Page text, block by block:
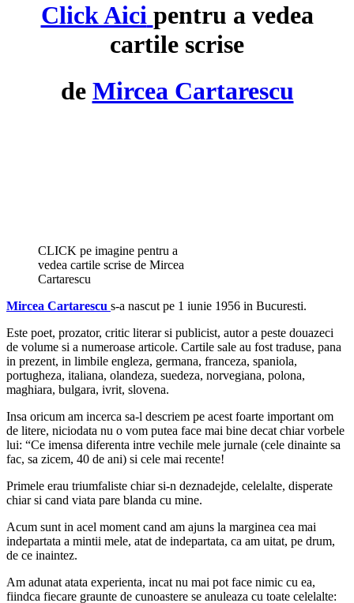
Click Aici pentru a vedea
cartile scrise
de Mircea Cartarescu
CLICK pe imagine pentru a
vedea cartile scrise de Mircea
Cartarescu
Mircea Cartarescu s-a nascut pe 1 iunie 1956 in Bucuresti.
Este poet, prozator, critic literar si publicist, autor a peste douazeci
de volume si a numeroase articole. Cartile sale au fost traduse, pana
in prezent, in limbile engleza, germana, franceza, spaniola,
portugheza, italiana, olandeza, suedeza, norvegiana, polona,
maghiara, bulgara, ivrit, slovena.
Insa oricum am incerca sa-l descriem pe acest foarte important om
de litere, niciodata nu o vom putea face mai bine decat chiar vorbele
lui: “Ce imensa diferenta intre vechile mele jurnale (cele dinainte sa
fac, sa zicem, 40 de ani) si cele mai recente!
Primele erau triumfaliste chiar si-n deznadejde, celelalte, disperate
chiar si cand viata pare blanda cu mine.
Acum sunt in acel moment cand am ajuns la marginea cea mai
indepartata a mintii mele, atat de indepartata, ca am uitat, pe drum,
de ce inaintez.
Am adunat atata experienta, incat nu mai pot face nimic cu ea,
fiindca fiecare graunte de cunoastere se anuleaza cu toate celelalte: